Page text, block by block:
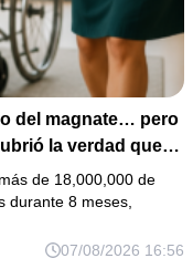
del magnate… pero
la verdad que
de 18,000,000 de
durante 8 meses,
07/08/2026 16:56